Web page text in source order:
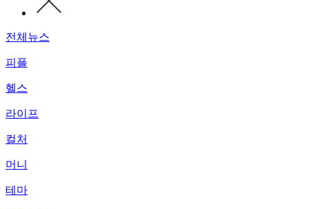
전체뉴스
피플
헬스
라이프
컬처
머니
테마